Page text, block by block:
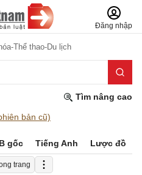
Đăng nhập
Thể thao-Du lịch
Tìm nâng cao
bản cũ)
gốc Tiếng Anh Lược đồ
trang